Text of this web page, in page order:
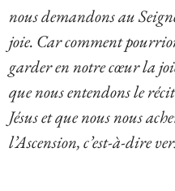
nous demandons au
joie. Car comment
garder en notre cœur la
que nous entendons le
Jésus et que nous nous
l’Ascension, c’est-à-dire